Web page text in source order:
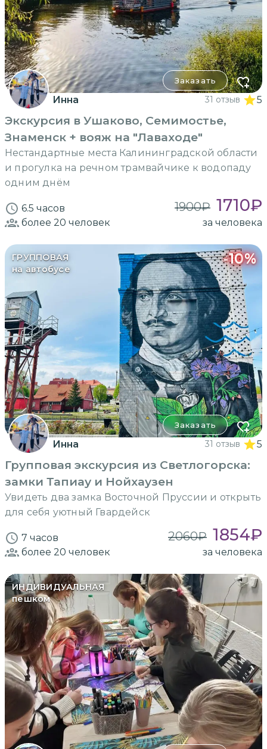
Заказать
Инна 31 отзыв 5
Экскурсия в Ушаково, Семимостье,
Знаменск + вояж на "Лаваходе"
Нестандартные места Калининградской области
и прогулка на речном трамвайчике к водопаду
одним днём
6.5 часов 1900₽ 1710₽
более 20 человек за человека
ГРУППОВАЯ
на автобусе
-10%
Заказать
Инна 31 отзыв 5
Групповая экскурсия из Светлогорска:
замки Тапиау и Нойхаузен
Увидеть два замка Восточной Пруссии и открыть
для себя уютный Гвардейск
7 часов 2060₽ 1854₽
более 20 человек за человека
ИНДИВИДУАЛЬНАЯ
пешком